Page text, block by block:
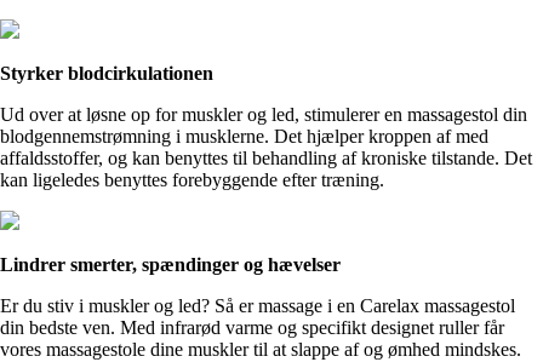
Styrker blodcirkulationen
Ud over at løsne op for muskler og led, stimulerer en massagestol din
blodgennemstrømning i musklerne. Det hjælper kroppen af med
affaldsstoffer, og kan benyttes til behandling af kroniske tilstande. Det
kan ligeledes benyttes forebyggende efter træning.
Lindrer smerter, spændinger og hævelser
Er du stiv i muskler og led? Så er massage i en Carelax massagestol
din bedste ven. Med infrarød varme og specifikt designet ruller får
vores massagestole dine muskler til at slappe af og ømhed mindskes.